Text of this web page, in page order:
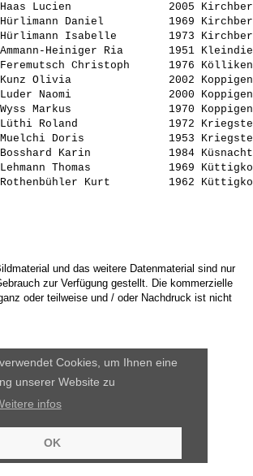
Cookies, um Ihnen eine
unserer Website zu
infos
OK
Haas Lucien
2005
Hürlimann Daniel
1969
Hürlimann Isabelle
1973
Ammann-Heiniger Ria
1951
Feremutsch Christoph
1976
Kunz Olivia
2002
Luder Naomi
2000
Wyss Markus
1970
Lüthi Roland
1972
Muelchi Doris
1953
Bosshard Karin
1984
Lehmann Thomas
1969
Rothenbühler Kurt
und das weitere Datenmaterial sind nur
zur Verfügung gestellt. Die kommerzielle
oder teilweise und / oder Nachdruck ist nicht